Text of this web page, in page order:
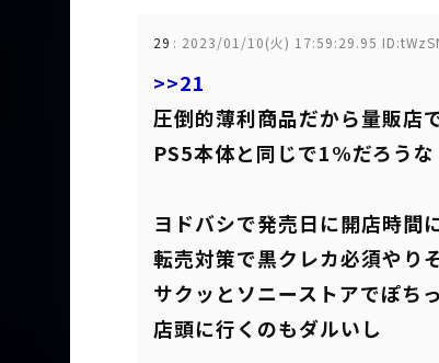
29 : 2023/01/10(火) 17:59:29.95
>>21
圧倒的薄利商品だから量販店
PS5本体と同じで1%だろうな
ヨドバシで発売日に開店時間
転売対策で黒クレカ必須やり
サクッとソニーストアでぽち
店頭に行くのもダルいし